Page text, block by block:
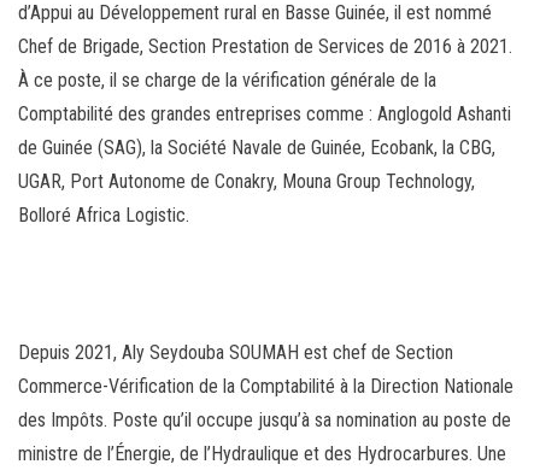
d’Appui au Développement rural en Basse Guinée, il est nommé
Chef de Brigade, Section Prestation de Services de 2016 à 2021.
À ce poste, il se charge de la vérification générale de la
Comptabilité des grandes entreprises comme : Anglogold Ashanti
de Guinée (SAG), la Société Navale de Guinée, Ecobank, la CBG,
UGAR, Port Autonome de Conakry, Mouna Group Technology,
Bolloré Africa Logistic.
Depuis 2021, Aly Seydouba SOUMAH est chef de Section
Commerce-Vérification de la Comptabilité à la Direction Nationale
des Impôts. Poste qu’il occupe jusqu’à sa nomination au poste de
ministre de l’Énergie, de l’Hydraulique et des Hydrocarbures. Une